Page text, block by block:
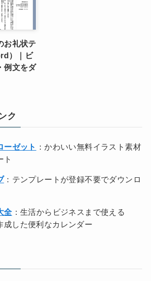
お礼状テ
）｜ビ
例文をダ
ク
ーゼット
：かわいい無料イラスト素材
ト
：テンプレートが登録不要でダウンロ
全 ：生活からビジネスまで使える
成した便利なカレンダー